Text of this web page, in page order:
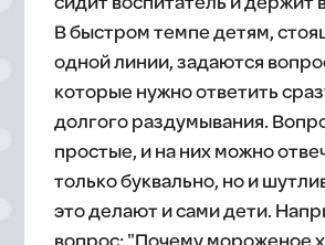
В быстром темпе детям,
одной линии, задаются
которые нужно ответить
долгого раздумывания.
простые, и на них можно
только буквально, но и
это делают и сами дети.